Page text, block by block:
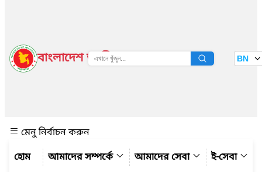
বাংলাদেশ জাতীয় তথ্য বাতায়ন BN
মেনু নির্বাচন করুন
আমাদের সম্পর্কে
আমাদের সেবা ই-সেবা